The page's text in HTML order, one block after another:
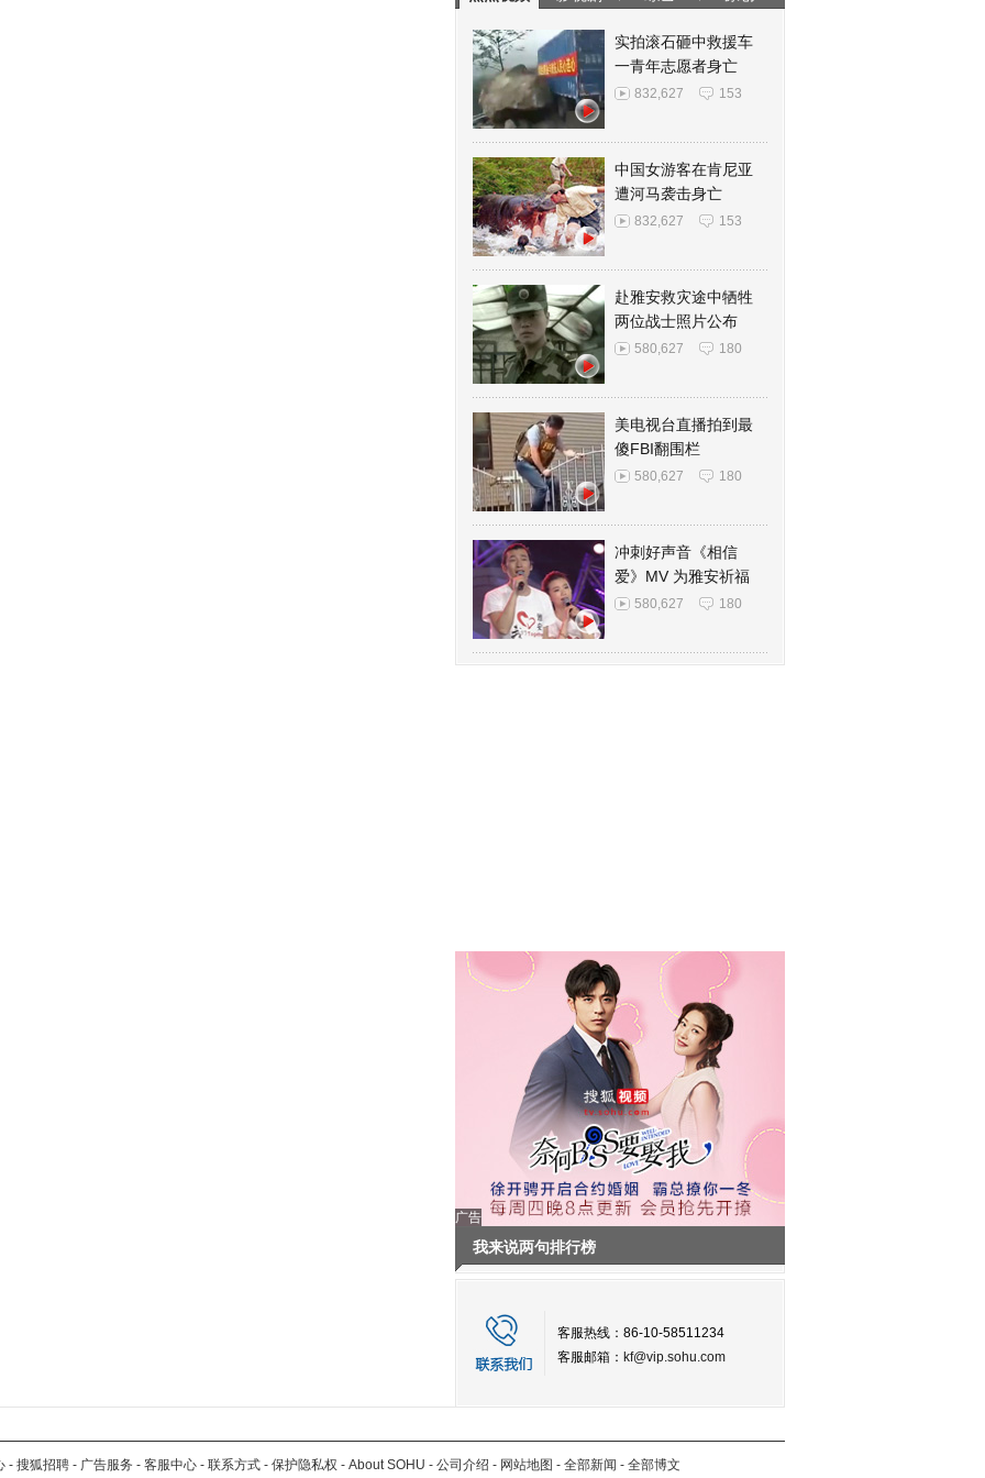
实拍滚石砸中救援车
一青年志愿者身亡
832,627 153
中国女游客在肯尼亚
遭河马袭击身亡
832,627 153
赴雅安救灾途中牺牲
两位战士照片公布
580,627 180
美电视台直播拍到最
傻FBI翻围栏
580,627 180
冲刺好声音《相信
爱》MV 为雅安祈福
580,627 180
广告
我来说两句排行榜
客服热线：86-10-58511234
客服邮箱： kf@vip.sohu.com
- 搜狐招聘 - 广告服务 - 客服中心 - 联系方式 - 保护隐私权 - About SOHU - 公司介绍 - 网站地图 - 全部新闻 - 全部博文